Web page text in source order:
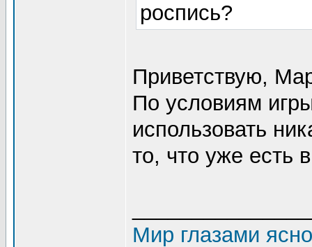
роспись?
Приветствую,
По условиям
использовать
то, что уже есть
Мир глазами